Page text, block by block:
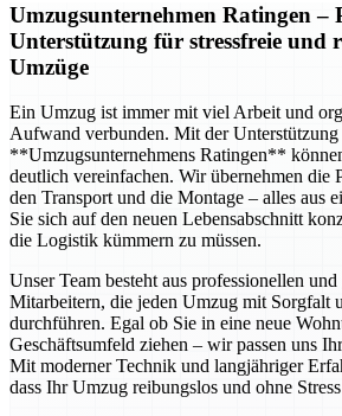
Umzugsunternehmen Ratingen –
Unterstützung für stressfreie und
Umzüge
Ein Umzug ist immer mit viel Arbeit und
Aufwand verbunden. Mit der Unterstützung
**Umzugsunternehmens Ratingen**
deutlich vereinfachen. Wir übernehmen die
den Transport und die Montage – alles aus
Sie sich auf den neuen Lebensabschnitt
die Logistik kümmern zu müssen.
Unser Team besteht aus professionellen
Mitarbeitern, die jeden Umzug mit Sorgfalt
durchführen. Egal ob Sie in eine neue
Geschäftsumfeld ziehen – wir passen uns
Mit moderner Technik und langjähriger
dass Ihr Umzug reibungslos und ohne